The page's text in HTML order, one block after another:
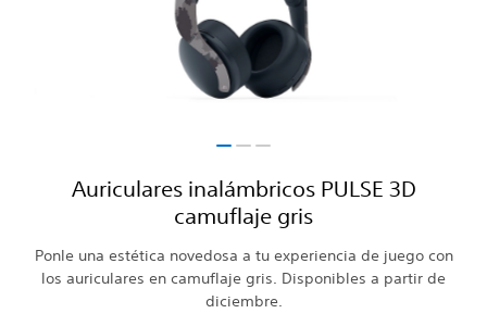
Auriculares inalámbricos PULSE 3D
camuflaje gris
Ponle una estética novedosa a tu experiencia de juego con
los auriculares en camuflaje gris. Disponibles a partir de
diciembre.